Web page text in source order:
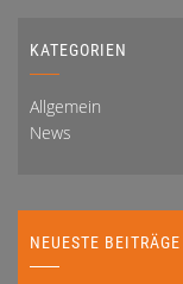
KATEGORIEN
Allgemein
News
NEUESTE BEITRÄGE